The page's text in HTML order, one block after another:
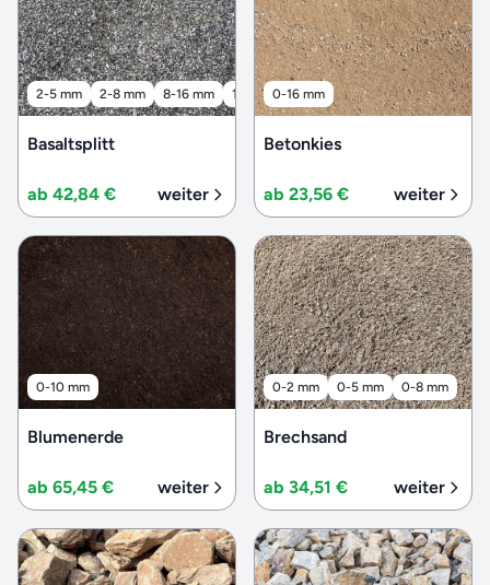
2-5 mm 2-8 mm 8-16 mm 16-32 mm 32-56 mm
Basaltsplitt
ab 42,84 € weiter
0-16 mm
Betonkies
ab 23,56 € weiter
0-10 mm
Blumenerde
ab 65,45 € weiter
0-2 mm 0-5 mm 0-8 mm
Brechsand
ab 34,51 € weiter